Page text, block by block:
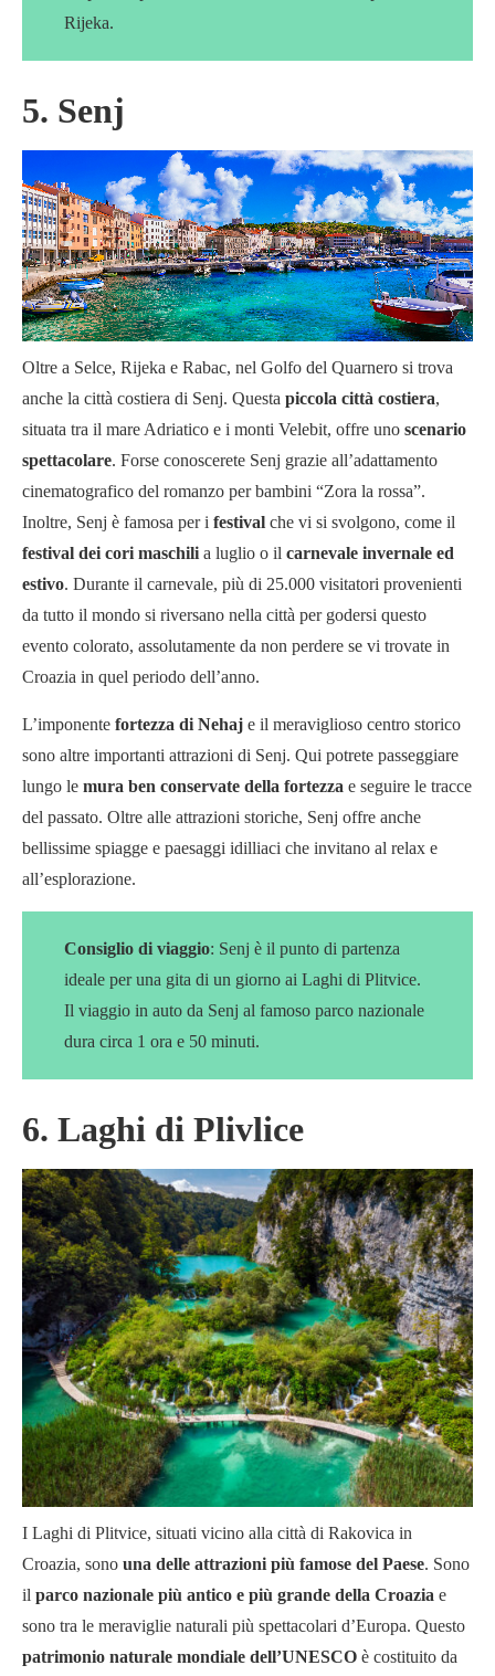
Rijeka.
5. Senj
Oltre a Selce, Rijeka e Rabac, nel Golfo del Quarnero si trova
anche la città costiera di Senj. Questa piccola città costiera,
situata tra il mare Adriatico e i monti Velebit, offre uno scenario
spettacolare. Forse conoscerete Senj grazie all’adattamento
cinematografico del romanzo per bambini “Zora la rossa”.
Inoltre, Senj è famosa per i festival che vi si svolgono, come il
festival dei cori maschili a luglio o il carnevale invernale ed
estivo. Durante il carnevale, più di 25.000 visitatori provenienti
da tutto il mondo si riversano nella città per godersi questo
evento colorato, assolutamente da non perdere se vi trovate in
Croazia in quel periodo dell’anno.
L’imponente fortezza di Nehaj e il meraviglioso centro storico
sono altre importanti attrazioni di Senj. Qui potrete passeggiare
lungo le mura ben conservate della fortezza e seguire le tracce
del passato. Oltre alle attrazioni storiche, Senj offre anche
bellissime spiagge e paesaggi idilliaci che invitano al relax e
all’esplorazione.
Consiglio di viaggio: Senj è il punto di partenza
ideale per una gita di un giorno ai Laghi di Plitvice.
Il viaggio in auto da Senj al famoso parco nazionale
dura circa 1 ora e 50 minuti.
6. Laghi di Plivlice
I Laghi di Plitvice, situati vicino alla città di Rakovica in
Croazia, sono una delle attrazioni più famose del Paese. Sono
il parco nazionale più antico e più grande della Croazia e
sono tra le meraviglie naturali più spettacolari d’Europa. Questo
patrimonio naturale mondiale dell’UNESCO è costituito da